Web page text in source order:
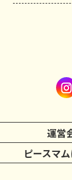
運営
ピースマ